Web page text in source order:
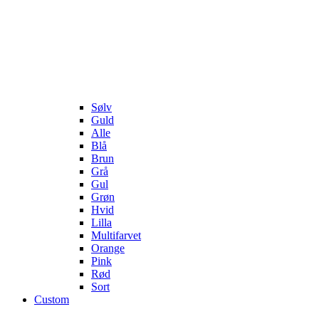
Sølv
Guld
Alle
Blå
Brun
Grå
Gul
Grøn
Hvid
Lilla
Multifarvet
Orange
Pink
Rød
Sort
Custom